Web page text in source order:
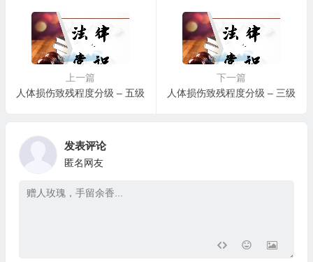
上一篇
人体损伤致残程度分级 – 五级
下一篇
人体损伤致残程度分级 – 三级
发表评论
匿名网友